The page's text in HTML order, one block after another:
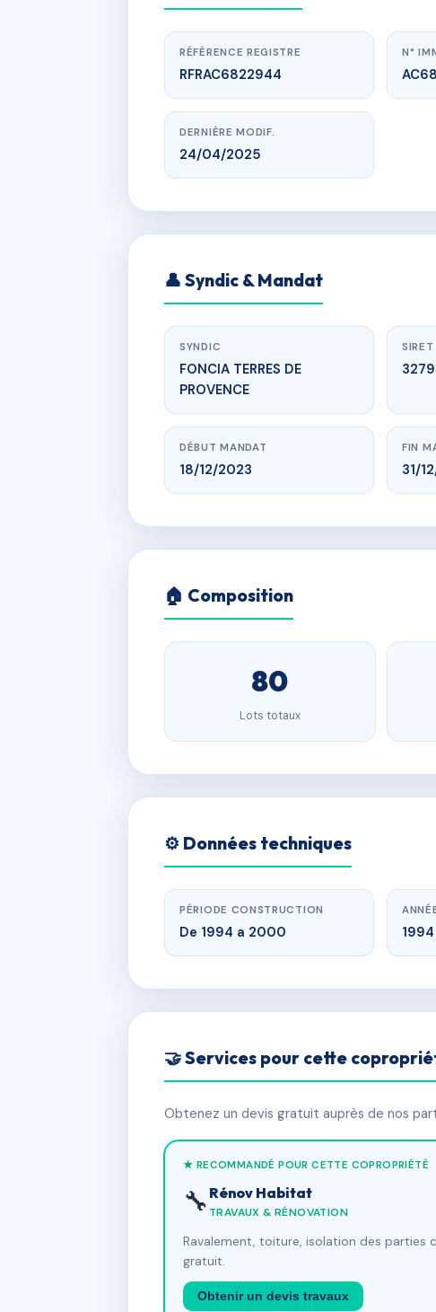
LE SAMOA
RÉFÉRENCE REGISTRE
RFRAC6822944
N°
DERNIÈRE MODIF.
24/04/2025
👤 Syndic & Mandat
SYNDIC
FONCIA TERRES DE
PROVENCE
DÉBUT MANDAT
18/12/2023
FIN
31/
🏠 Composition
80
Lots totaux
⚙️ Données techniques
PÉRIODE CONSTRUCTION
De 1994 a 2000 1994
🤝 Services pour cette
Obtenez un devis gratuit auprès de nos
★ RECOMMANDÉ POUR CETTE COPROPRIÉTÉ
🔧 Rénov Habitat
TRAVAUX & RÉNOVATION
Ravalement, toiture, isolation des parties
gratuit.
Obtenir un devis travaux